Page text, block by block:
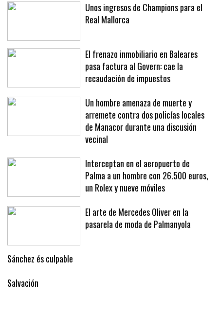
Unos ingresos de Champions para el
Real Mallorca
El frenazo inmobiliario en Baleares
pasa factura al Govern: cae la
recaudación de impuestos
Un hombre amenaza de muerte y
arremete contra dos policías locales
de Manacor durante una discusión
vecinal
Interceptan en el aeropuerto de
Palma a un hombre con 26.500 euros,
un Rolex y nueve móviles
El arte de Mercedes Oliver en la
pasarela de moda de Palmanyola
Sánchez és culpable
Salvación